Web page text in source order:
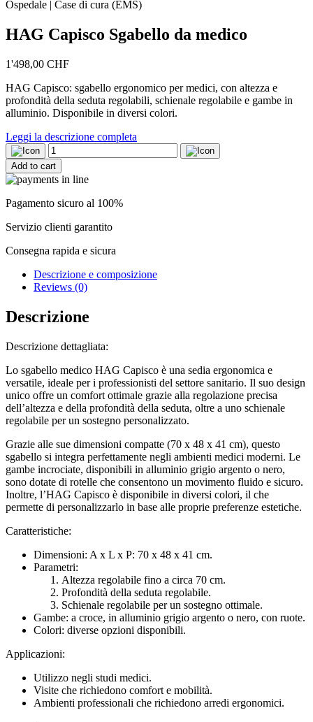
Ospedale | Case di cura (EMS)
HAG Capisco Sgabello da medico
1'498,00 CHF
HAG Capisco: sgabello ergonomico per medici, con altezza e
profondità della seduta regolabili, schienale regolabile e gambe in
alluminio. Disponibile in diversi colori.
Leggi la descrizione completa
HAG
Capisco
Sgabello
da
medico
quantity
Add to cart
Pagamento sicuro al 100%
Servizio clienti garantito
Consegna rapida e sicura
Descrizione e composizione
Reviews (0)
Descrizione
Descrizione dettagliata:
Lo sgabello medico HAG Capisco è una sedia ergonomica e
versatile, ideale per i professionisti del settore sanitario. Il suo design
unico offre un comfort ottimale grazie alla regolazione precisa
dell’altezza e della profondità della seduta, oltre a uno schienale
regolabile per un sostegno personalizzato.
Grazie alle sue dimensioni compatte (70 x 48 x 41 cm), questo
sgabello si integra perfettamente negli ambienti medici moderni. Le
gambe incrociate, disponibili in alluminio grigio argento o nero,
sono dotate di rotelle che consentono un movimento fluido e sicuro.
Inoltre, l’HAG Capisco è disponibile in diversi colori, il che
permette di personalizzarlo in base alle proprie preferenze estetiche.
Caratteristiche:
Dimensioni: A x L x P: 70 x 48 x 41 cm.
Parametri:
Altezza regolabile fino a circa 70 cm.
Profondità della seduta regolabile.
Schienale regolabile per un sostegno ottimale.
Gambe: a croce, in alluminio grigio argento o nero, con ruote.
Colori: diverse opzioni disponibili.
Applicazioni:
Utilizzo negli studi medici.
Visite che richiedono comfort e mobilità.
Ambienti professionali che richiedono arredi ergonomici.